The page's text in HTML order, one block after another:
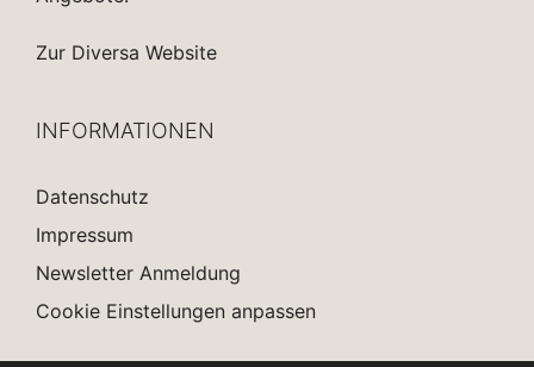
Zur Diversa Website
INFORMATIONEN
Datenschutz
Impressum
Newsletter Anmeldung
Cookie Einstellungen anpassen